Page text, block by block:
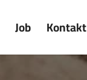
Job Kontakt